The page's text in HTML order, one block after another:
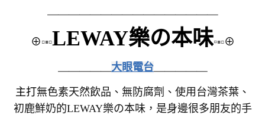
⊕▫▪▫LEWAY樂の本味▫▪▫⊕
大眼電台
主打無色素天然飲品、無防腐劑、使用台灣茶葉、
初鹿鮮奶的LEWAY樂の本味，是身邊很多朋友的手